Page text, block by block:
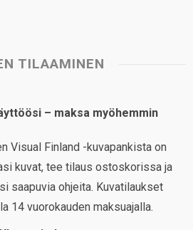
TILAAMINEN
– maksa myöhemmin
Visual Finland -kuvapankista on
kuvat, tee tilaus ostoskorissa ja
saapuvia ohjeita. Kuvatilaukset
14 vuorokauden maksuajalla.